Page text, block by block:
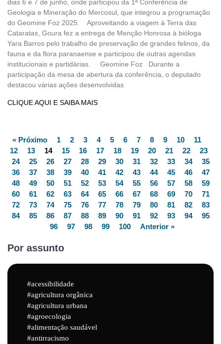
dias 6 e 7 de junho, onde participou da 1ª Conferência de
Geologia e Mineração do Mercosul, que integrou a programação
do Geomine Foz 2025. Aproveitando a viagem à Terra das
Cataratas, Goura fez a entrega de Menção Honrosa à bióloga
Yara Barros pelo trabalho de preservação de grandes felinos, da
fauna e da flora paranaense e participou de outras agendas
institucionais e partidárias. Geomine Foz Durante a
participação da mesa de abertura da conferência, o deputado
destacou várias ações desenvolvidas
CLIQUE AQUI E SAIBA MAIS
« Próximo 1 2 3 4 5 6 7 8 9 10
11
12
13 14 15 16 17 18 19 20 21 22
23
24
25 26 27 28 29 30 31 32 33 34
35
36
37 38 39 40 41 42 43 44 45 46
47
48
49 50 51 52 53 54 55 56 57 58
59
60
61 62 63 64 65 66 67 68 69 70
71
72
73 74 75 76 77 78 79 80 81 82
83
84
85 86 87 88 89 90 91 92 93 94
95
96
97 98 99 100 Anterior »
Por assunto
acessibilidade
agricultura orgânica
agricultura urbana
agroecologia
alimentação saudável
antirracismo